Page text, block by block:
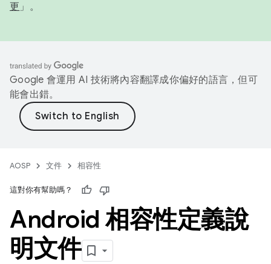
更 」。
Google 會運用 AI 技術將內容翻譯成你偏好的語言，但可
能會出錯。
AOSP 文件 相容性
這對你有幫助嗎？
Android 相容性定義說
明文件